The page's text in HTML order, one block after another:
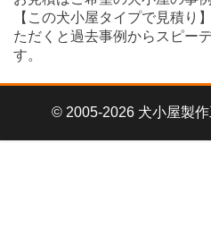
【この犬小屋タイプで見積り
ただくと過去事例からスピー
す。
© 2005-2026 犬小屋製